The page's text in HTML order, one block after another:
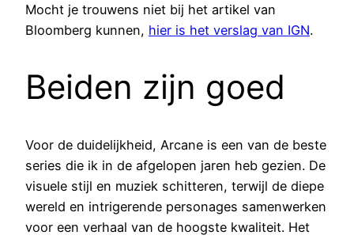
Mocht je trouwens niet bij het artikel van
Bloomberg kunnen, hier is het verslag van IGN.
Beiden zijn goed
Voor de duidelijkheid, Arcane is een van de beste
series die ik in de afgelopen jaren heb gezien. De
visuele stijl en muziek schitteren, terwijl de diepe
wereld en intrigerende personages samenwerken
voor een verhaal van de hoogste kwaliteit. Het